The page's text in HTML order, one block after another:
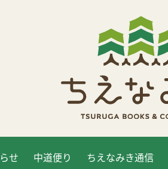
せ 中道便り ちえなみき通信